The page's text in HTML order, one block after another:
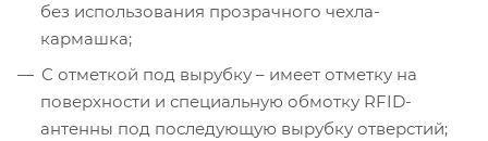
без использования прозрачного чехла-
кармашка;
С отметкой под вырубку – имеет отметку на
поверхности и специальную обмотку RFID-
антенны под последующую вырубку отверстий;